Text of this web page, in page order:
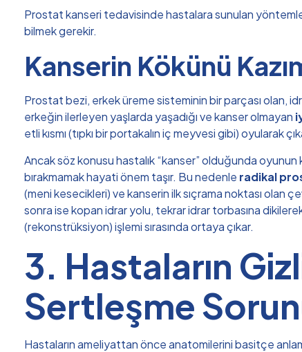
Prostat kanseri tedavisinde hastalara sunulan
bilmek gerekir.
Kanserin Kökünü
Prostat bezi, erkek üreme sisteminin bir parçası olan,
erkeğin ilerleyen yaşlarda yaşadığı ve kanser olmayan
etli kısmı (tıpkı bir portakalın iç meyvesi gibi) oyularak
Ancak söz konusu hastalık “kanser” olduğunda
bırakmamak hayati önem taşır. Bu nedenle radikal
(meni kesecikleri) ve kanserin ilk sıçrama noktası olan
sonra ise kopan idrar yolu, tekrar idrar torbasına
(rekonstrüksiyon) işlemi sırasında ortaya çıkar.
3. Hastaların
Sertleşme
Hastaların ameliyattan önce anatomilerini basitçe